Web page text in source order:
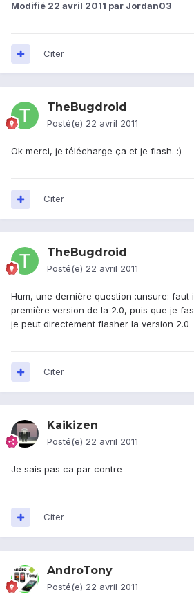
Modifié 22 avril 2011 par Jordan03
Citer
TheBugdroid
Posté(e) 22 avril 2011
Ok merci, je télécharge ça et je flash. :)
Citer
TheBugdroid
Posté(e) 22 avril 2011
Hum, une dernière question :unsure: faut
première version de la 2.0, puis que je
je peut directement flasher la version 2.0
Citer
Kaikizen
Posté(e) 22 avril 2011
Je sais pas ca par contre
Citer
AndroTony
Posté(e) 22 avril 2011